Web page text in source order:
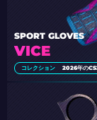
VICE
SPORT GLOVES
コレクション 2026年の